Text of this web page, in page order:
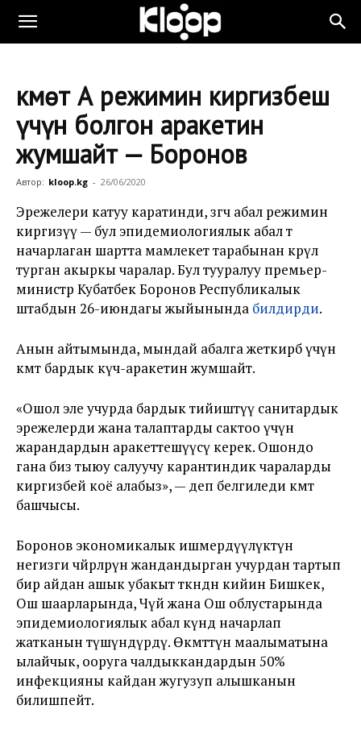
Өкмөт ӨА режимин киргизбеш
үчүн болгон аракетин
жумшайт — Боронов
Автор: kloop.kg - 26/06/2020
Эрежелери катуу каратинди, өзгөчө абал режимин
киргизүү — бул эпидемиологиялык абал өтө
начарлаган шартта мамлекет тарабынан көрүлө
турган акыркы чаралар. Бул тууралуу премьер-
министр Кубатбек Боронов Республикалык
штабдын 26-июндагы жыйынында билдирди.
Анын айтымында, мындай абалга жеткирбөө үчүн
өкмөт бардык күч-аракетин жумшайт.
«Ошол эле учурда бардык тийиштүү санитардык
эрежелерди жана талаптарды сактоо үчүн
жарандардын аракеттешүүсү керек. Ошондо
гана биз тыюу салуучу карантиндик чараларды
киргизбей коё алабыз», — деп белгиледи өкмөт
башчысы.
Боронов экономикалык ишмердүүлүктүн
негизги чөйрөлөрүн жандандырган учурдан тартып
бир айдан ашык убакыт өткөндөн кийин Бишкек,
Ош шаарларында, Чүй жана Ош облустарында
эпидемиологиялык абал күндө начарлап
жатканын түшүндүрдү. Өкмөттүн маалыматына
ылайчык, ооруга чалдыккандардын 50%
инфекцияны кайдан жугузуп алышканын
билишпейт.